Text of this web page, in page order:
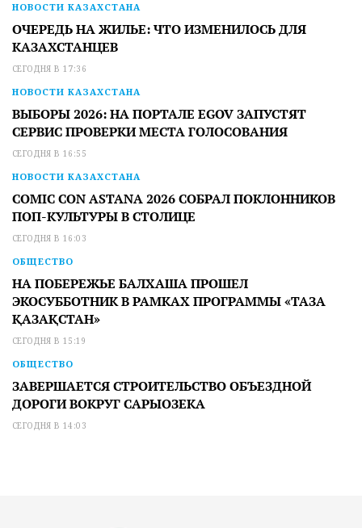
НОВОСТИ КАЗАХСТАНА
ОЧЕРЕДЬ НА ЖИЛЬЕ: ЧТО ИЗМЕНИЛОСЬ ДЛЯ
КАЗАХСТАНЦЕВ
СЕГОДНЯ В 17:36
НОВОСТИ КАЗАХСТАНА
ВЫБОРЫ 2026: НА ПОРТАЛЕ EGOV ЗАПУСТЯТ
СЕРВИС ПРОВЕРКИ МЕСТА ГОЛОСОВАНИЯ
СЕГОДНЯ В 16:55
НОВОСТИ КАЗАХСТАНА
COMIC CON ASTANA 2026 СОБРАЛ ПОКЛОННИКОВ
ПОП-КУЛЬТУРЫ В СТОЛИЦЕ
СЕГОДНЯ В 16:03
ОБЩЕСТВО
НА ПОБЕРЕЖЬЕ БАЛХАША ПРОШЕЛ
ЭКОСУББОТНИК В РАМКАХ ПРОГРАММЫ «ТАЗА
ҚАЗАҚСТАН»
СЕГОДНЯ В 15:19
ОБЩЕСТВО
ЗАВЕРШАЕТСЯ СТРОИТЕЛЬСТВО ОБЪЕЗДНОЙ
ДОРОГИ ВОКРУГ САРЫОЗЕКА
СЕГОДНЯ В 14:03